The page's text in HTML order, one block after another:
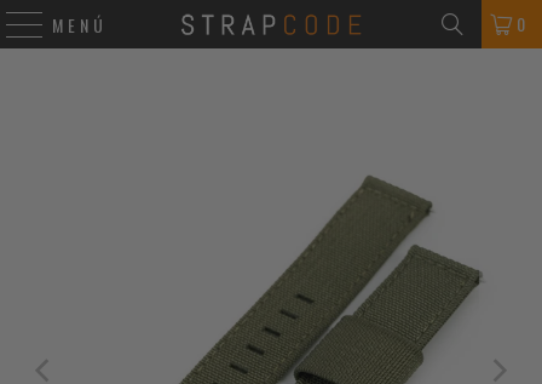
MENÚ 0